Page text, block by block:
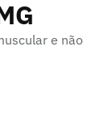
e não